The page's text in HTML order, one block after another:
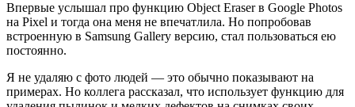
Впервые услышал про функцию Object Eraser в Google Photos
на Pixel и тогда она меня не впечатлила. Но попробовав
встроенную в Samsung Gallery версию, стал пользоваться ею
постоянно.
Я не удаляю с фото людей — это обычно показывают на
примерах. Но коллега рассказал, что использует функцию для